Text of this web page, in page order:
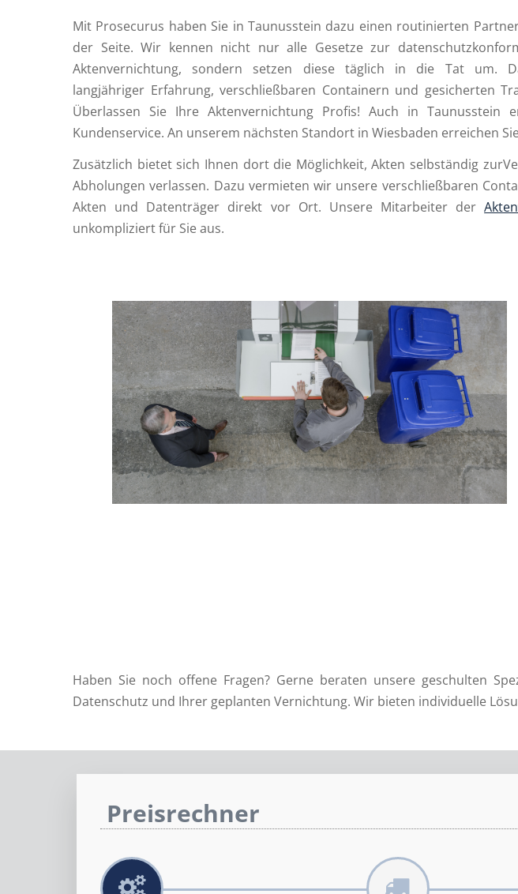
Mit Prosecurus haben Sie in Taunusstein dazu einen routinierten
der Seite. Wir kennen nicht nur alle Gesetze zur
Aktenvernichtung, sondern setzen diese täglich in die Tat um.
langjähriger Erfahrung, verschließbaren Containern und gesicherten
Überlassen Sie Ihre Aktenvernichtung Profis! Auch in
Kundenservice. An unserem nächsten Standort in Wiesbaden erreichen
Zusätzlich bietet sich Ihnen dort die Möglichkeit, Akten selbständig
Abholungen verlassen. Dazu vermieten wir unsere verschließbaren
Akten und Datenträger direkt vor Ort. Unsere Mitarbeiter der
unkompliziert für Sie aus.
Haben Sie noch offene Fragen? Gerne beraten unsere geschulten
Datenschutz und Ihrer geplanten Vernichtung. Wir bieten individuelle
Preisrechner